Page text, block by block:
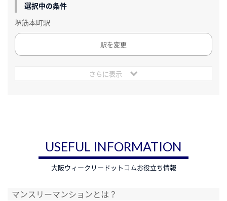
選択中の条件
堺筋本町駅
駅を変更
さらに表示
USEFUL INFORMATION
大阪ウィークリードットコムお役立ち情報
マンスリーマンションとは？